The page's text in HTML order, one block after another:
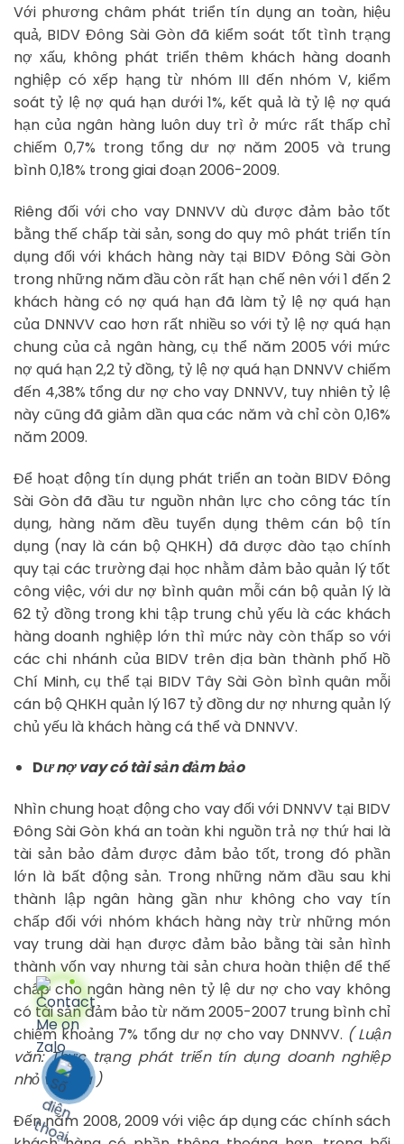
Với phương châm phát triển tín dụng an toàn, hiệu
quả, BIDV Đông Sài Gòn đã kiểm soát tốt tình trạng
nợ xấu, không phát triển thêm khách hàng doanh
nghiệp có xếp hạng từ nhóm III đến nhóm V, kiểm
soát tỷ lệ nợ quá hạn dưới 1%, kết quả là tỷ lệ nợ quá
hạn của ngân hàng luôn duy trì ở mức rất thấp chỉ
chiếm 0,7% trong tổng dư nợ năm 2005 và trung
bình 0,18% trong giai đoạn 2006-2009.
Riêng đối với cho vay DNNVV dù được đảm bảo tốt
bằng thế chấp tài sản, song do quy mô phát triển tín
dụng đối với khách hàng này tại BIDV Đông Sài Gòn
trong những năm đầu còn rất hạn chế nên với 1 đến 2
khách hàng có nợ quá hạn đã làm tỷ lệ nợ quá hạn
của DNNVV cao hơn rất nhiều so với tỷ lệ nợ quá hạn
chung của cả ngân hàng, cụ thể năm 2005 với mức
nợ quá hạn 2,2 tỷ đồng, tỷ lệ nợ quá hạn DNNVV chiếm
đến 4,38% tổng dư nợ cho vay DNNVV, tuy nhiên tỷ lệ
này cũng đã giảm dần qua các năm và chỉ còn 0,16%
năm 2009.
Để hoạt động tín dụng phát triển an toàn BIDV Đông
Sài Gòn đã đầu tư nguồn nhân lực cho công tác tín
dụng, hàng năm đều tuyển dụng thêm cán bộ tín
dụng (nay là cán bộ QHKH) đã được đào tạo chính
quy tại các trường đại học nhằm đảm bảo quản lý tốt
công việc, với dư nợ bình quân mỗi cán bộ quản lý là
62 tỷ đồng trong khi tập trung chủ yếu là các khách
hàng doanh nghiệp lớn thì mức này còn thấp so với
các chi nhánh của BIDV trên địa bàn thành phố Hồ
Chí Minh, cụ thể tại BIDV Tây Sài Gòn bình quân mỗi
cán bộ QHKH quản lý 167 tỷ đồng dư nợ nhưng quản lý
chủ yếu là khách hàng cá thể và DNNVV.
Dư nợ vay có tài sản đảm bảo
Nhìn chung hoạt động cho vay đối với DNNVV tại BIDV
Đông Sài Gòn khá an toàn khi nguồn trả nợ thứ hai là
tài sản bảo đảm được đảm bảo tốt, trong đó phần
lớn là bất động sản. Trong những năm đầu sau khi
thành lập ngân hàng gần như không cho vay tín
chấp đối với nhóm khách hàng này trừ những món
vay trung dài hạn được đảm bảo bằng tài sản hình
thành vốn vay nhưng tài sản chưa hoàn thiện để thế
chấp cho ngân hàng nên tỷ lệ dư nợ cho vay không
có tài sản đảm bảo từ năm 2005-2007 trung bình chỉ
chiếm khoảng 7% tổng dư nợ cho vay DNNVV. ( Luận
văn: Thực trạng phát triển tín dụng doanh nghiệp
nhỏ và vừa )
Đến năm 2008, 2009 với việc áp dụng các chính sách